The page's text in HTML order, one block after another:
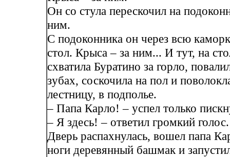
Он со стула перескочил на
ним.
С подоконника он через всю
стол. Крыса – за ним... И тут, на
схватила Буратино за горло,
зубах, соскочила на пол и
лестницу, в подполье.
– Папа Карло! – успел только
– Я здесь! – ответил громкий голос.
Дверь распахнулась, вошел папа
ноги деревянный башмак и